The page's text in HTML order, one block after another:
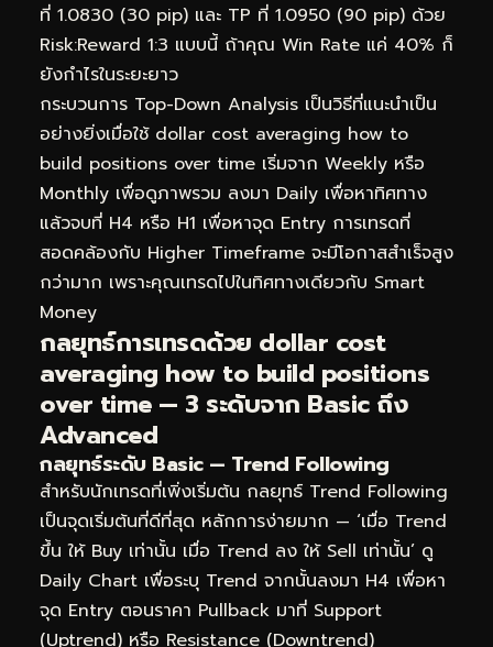
ที่ 1.0830 (30 pip) และ TP ที่ 1.0950 (90 pip) ด้วย
Risk:Reward 1:3 แบบนี้ ถ้าคุณ Win Rate แค่ 40% ก็
ยังกำไรในระยะยาว
กระบวนการ Top-Down Analysis เป็นวิธีที่แนะนำเป็น
อย่างยิ่งเมื่อใช้ dollar cost averaging how to
build positions over time เริ่มจาก Weekly หรือ
Monthly เพื่อดูภาพรวม ลงมา Daily เพื่อหาทิศทาง
แล้วจบที่ H4 หรือ H1 เพื่อหาจุด Entry การเทรดที่
สอดคล้องกับ Higher Timeframe จะมีโอกาสสำเร็จสูง
กว่ามาก เพราะคุณเทรดไปในทิศทางเดียวกับ Smart
Money
กลยุทธ์การเทรดด้วย dollar cost
averaging how to build positions
over time — 3 ระดับจาก Basic ถึง
Advanced
กลยุทธ์ระดับ Basic — Trend Following
สำหรับนักเทรดที่เพิ่งเริ่มต้น กลยุทธ์ Trend Following
เป็นจุดเริ่มต้นที่ดีที่สุด หลักการง่ายมาก — ‘เมื่อ Trend
ขึ้น ให้ Buy เท่านั้น เมื่อ Trend ลง ให้ Sell เท่านั้น’ ดู
Daily Chart เพื่อระบุ Trend จากนั้นลงมา H4 เพื่อหา
จุด Entry ตอนราคา Pullback มาที่ Support
(Uptrend) หรือ Resistance (Downtrend)